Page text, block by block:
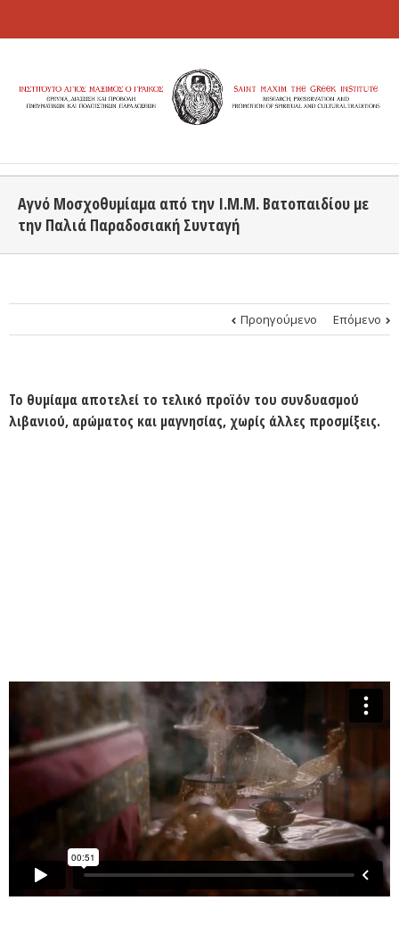
Αγνό Μοσχοθυμίαμα από την Ι.Μ.Μ. Βατοπαιδίου με
την Παλιά Παραδοσιακή Συνταγή
Προηγούμενο Επόμενο
Το θυμίαμα αποτελεί το τελικό προϊόν του συνδυασμού
λιβανιού, αρώματος και μαγνησίας, χωρίς άλλες προσμίξεις.